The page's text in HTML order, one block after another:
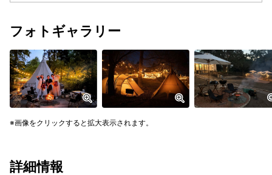
フォトギャラリー
画像をクリックすると拡大表示されます。
詳細情報